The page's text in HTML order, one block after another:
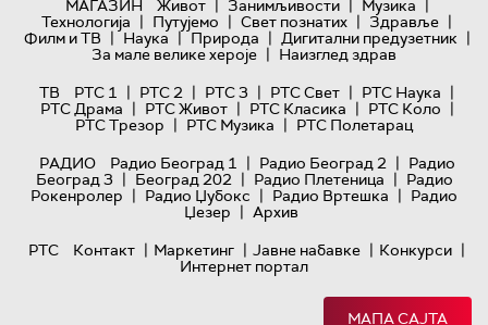
МАГАЗИН
Живот | Занимљивости | Музика |
Технологијa | Путујемо | Свет познатих | Здравље |
Филм и ТВ | Наука | Природа | Дигитални предузетник |
За мале велике хероје | Наизглед здрав
ТВ
РТС 1 | РТС 2 | РТС 3 | РТС Свет | РТС Наука |
РТС Драма | РТС Живот | РТС Класика | РТС Коло |
РТС Трезор | РТС Музика | РТС Полетарац
РАДИО
Радио Београд 1 | Радио Београд 2 | Радио
Београд 3 | Београд 202 | Радио Плетеница | Радио
Рокенролер | Радио Џубокс | Радио Вртешка | Радио
Џезер | Архив
РТС
Контакт | Маркетинг | Јавне набавке | Конкурси |
Интернет портал
МАПА САЈТА